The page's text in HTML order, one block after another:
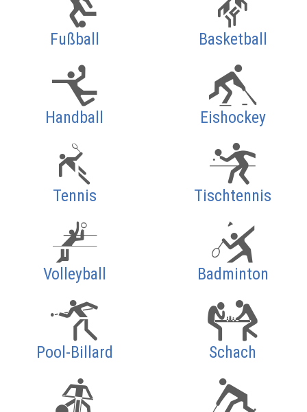
Fußball Basketball
Handball Eishockey
Tennis Tischtennis
Volleyball Badminton
Pool-Billard Schach